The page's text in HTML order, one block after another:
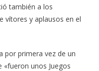
también a los
vítores y aplausos en el
por primera vez de un
unos Juegos